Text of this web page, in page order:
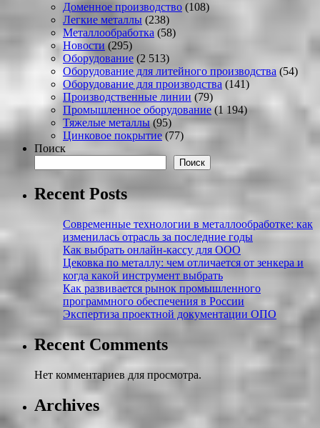
Доменное производство (108)
Легкие металлы (238)
Металлообработка (58)
Новости (295)
Оборудование (2 513)
Оборудование для литейного производства (54)
Оборудование для производства (141)
Производственные линии (79)
Промышленное оборудование(1 194)
Тяжелые металлы(95)
Цинковое покрытие (77)
Поиск
Поиск
Recent Posts
Современные технологии в металлообработке: как
изменилась отрасль за последние годы
Как выбрать онлайн-кассу для ООО
Цековка по металлу: чем отличается от зенкера и
когда какой инструмент выбрать
Как развивается рынок промышленного
программного обеспечения в России
Экспертиза проектной документации ОПО
Recent Comments
Нет комментариев для просмотра.
Archives